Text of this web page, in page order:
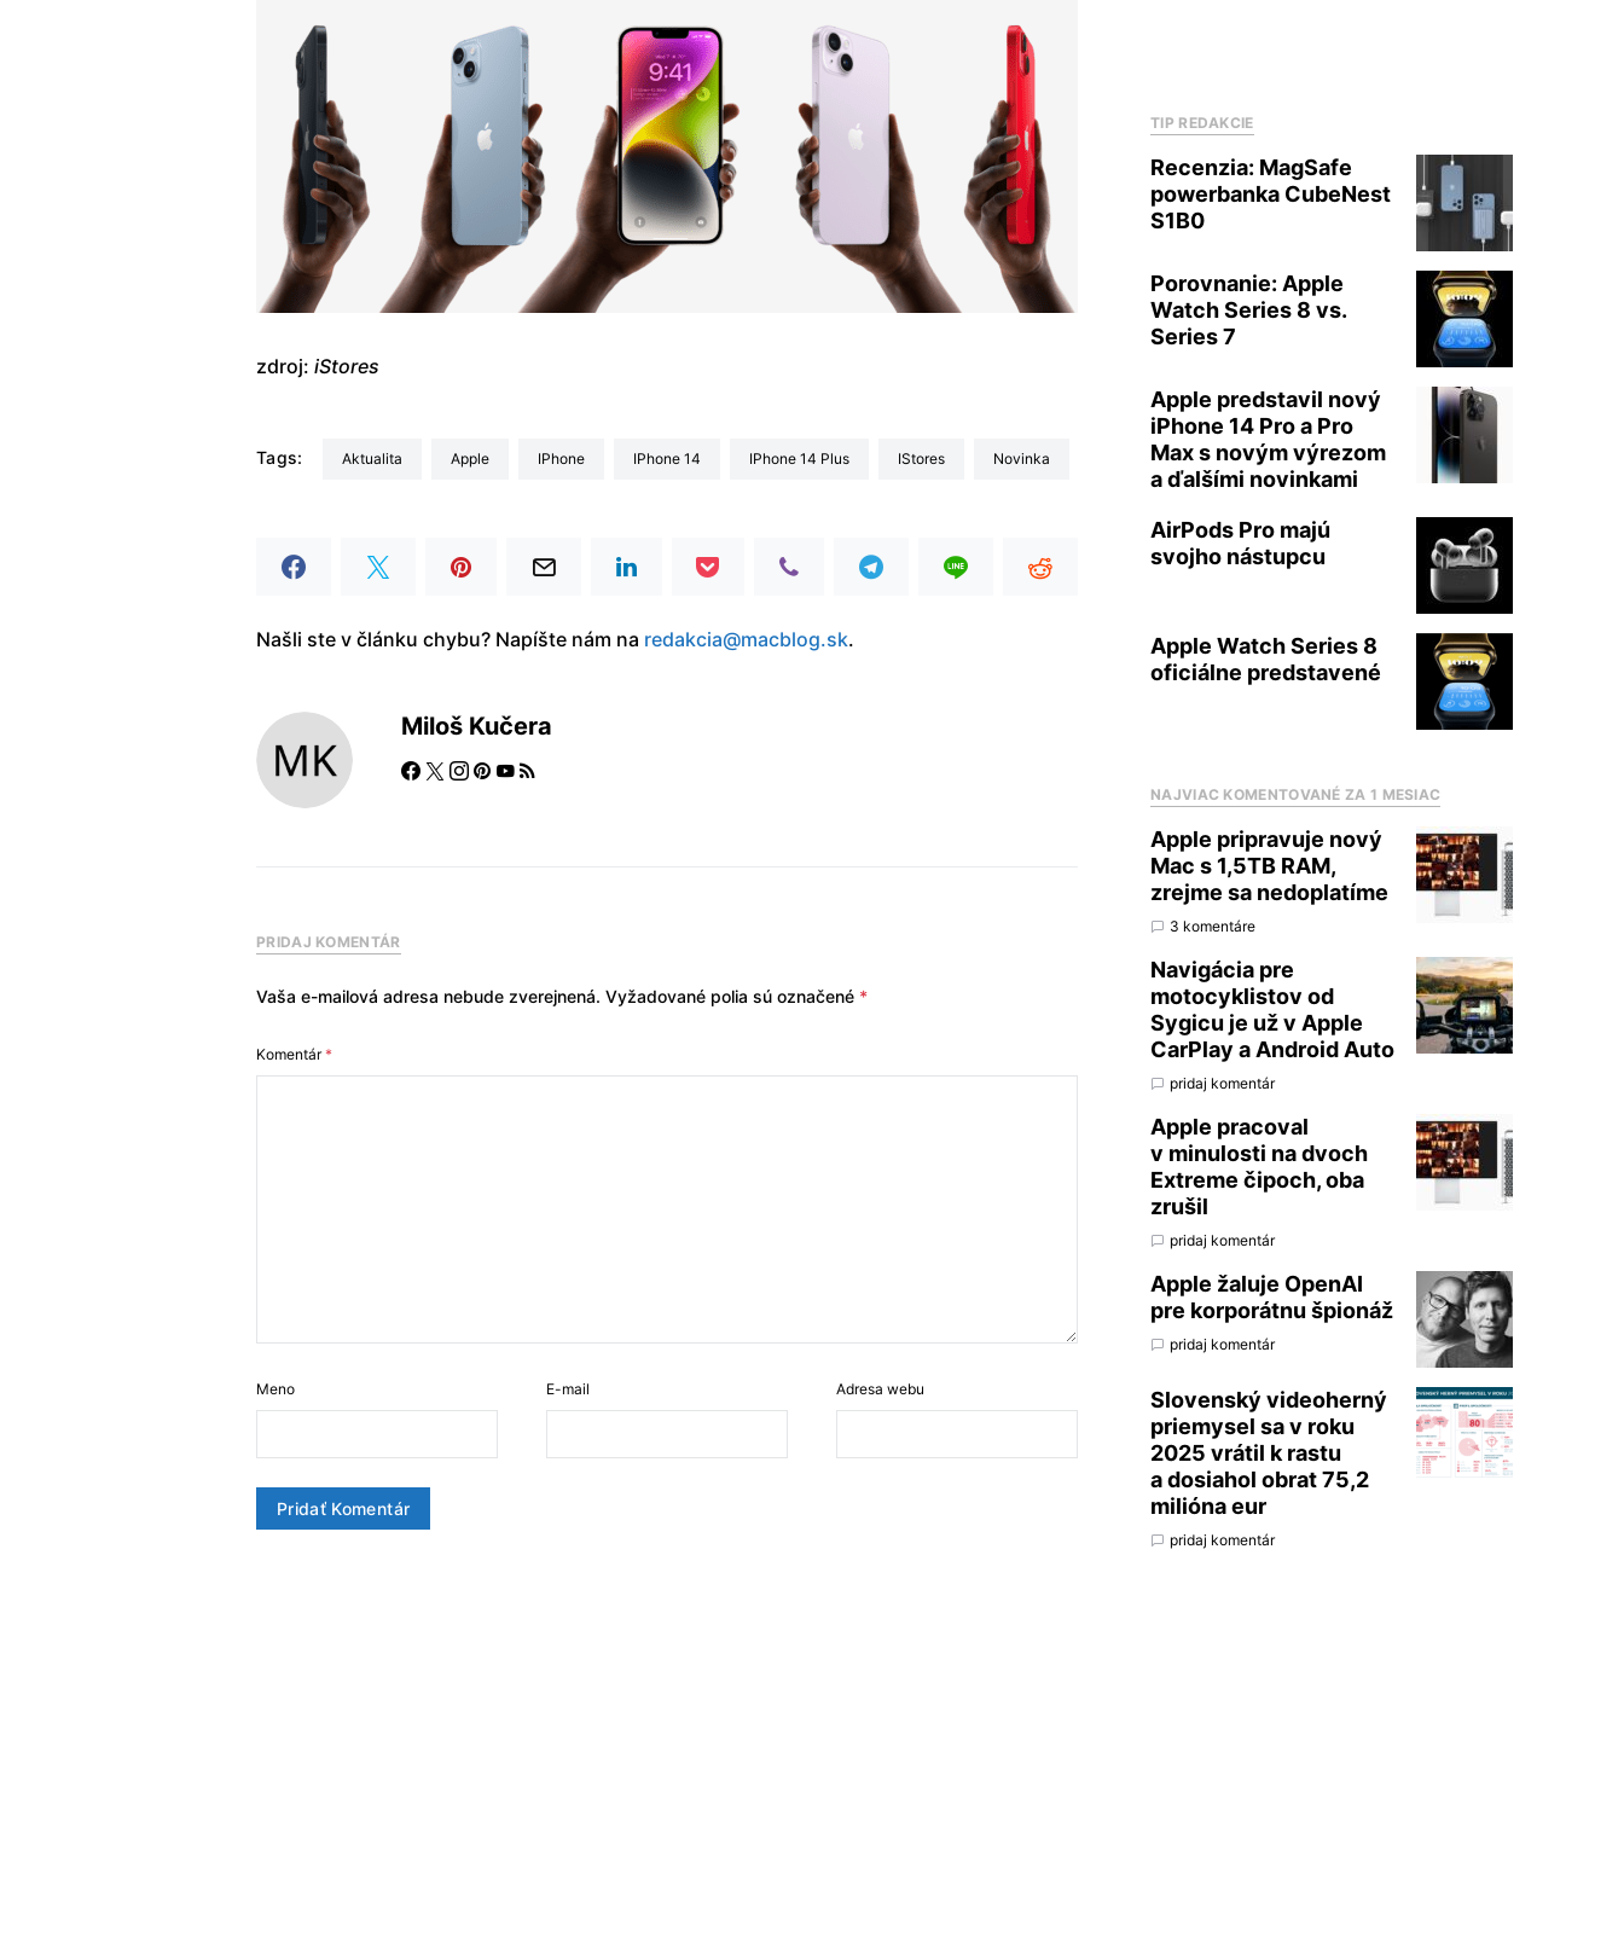
zdroj: iStores
Tags: aktualita Apple iPhone iPhone 14 iPhone 14 Plus iStores Novinka
Našli ste v článku chybu? Napíšte nám na redakcia@macblog.sk.
Miloš Kučera
PRIDAJ KOMENTÁR
Vaša e-mailová adresa nebude zverejnená. Vyžadované polia sú označené *
Komentár*
Meno E-mail Adresa webu
TIP REDAKCIE
Recenzia: MagSafe
powerbanka CubeNest
S1B0
Porovnanie: Apple
Watch Series 8 vs.
Series 7
Apple predstavil nový
iPhone 14 Pro a Pro
Max s novým výrezom
a ďalšími novinkami
AirPods Pro majú
svojho nástupcu
Apple Watch Series 8
oficiálne predstavené
NAJVIAC KOMENTOVANÉ ZA 1 MESIAC
Apple pripravuje nový
Mac s 1,5TB RAM,
zrejme sa nedoplatíme
3 komentáre
Navigácia pre
motocyklistov od
Sygicu je už v Apple
CarPlay a Android Auto
pridaj komentár
Apple pracoval
v minulosti na dvoch
Extreme čipoch, oba
zrušil
pridaj komentár
Apple žaluje OpenAI
pre korporátnu špionáž
pridaj komentár
Slovenský videoherný
priemysel sa v roku
2025 vrátil k rastu
a dosiahol obrat 75,2
milióna eur
pridaj komentár